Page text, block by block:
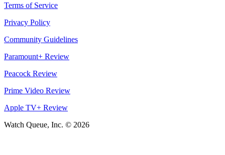
Terms of Service
Privacy Policy
Community Guidelines
Paramount+ Review
Peacock Review
Prime Video Review
Apple TV+ Review
Watch Queue, Inc. © 2026